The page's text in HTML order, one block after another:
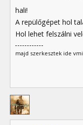
hali!
A repülőgépet hol
Hol lehet felszálni
majd szerkesztek ide